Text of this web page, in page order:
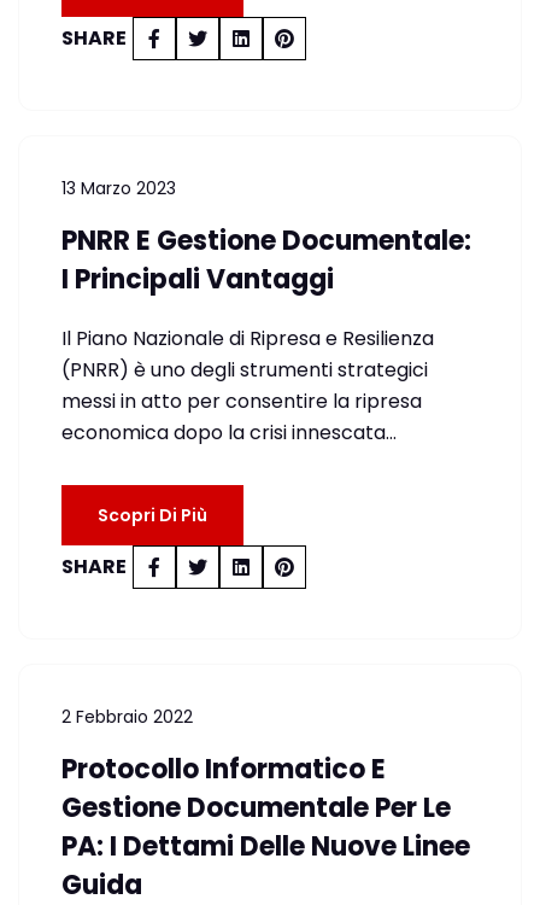
SHARE
13 Marzo 2023
PNRR E Gestione Documentale:
I Principali Vantaggi
Il Piano Nazionale di Ripresa e Resilienza
(PNRR) è uno degli strumenti strategici
messi in atto per consentire la ripresa
economica dopo la crisi innescata…
Scopri Di Più
SHARE
2 Febbraio 2022
Protocollo Informatico E
Gestione Documentale Per Le
PA: I Dettami Delle Nuove Linee
Guida